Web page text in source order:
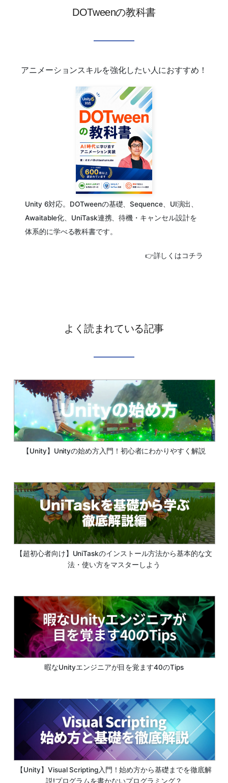
DOTweenの教科書
アニメーションスキルを強化したい人におすすめ！
Unity 6対応。DOTweenの基礎、Sequence、UI演出、
Awaitable化、UniTask連携、待機・キャンセル設計を
体系的に学べる教科書です。
👉詳しくはコチラ
よく読まれている記事
【Unity】Unityの始め方入門！初心者にわかりやすく解説
【超初心者向け】UniTaskのインストール方法から基本的な文
法・使い方をマスターしよう
暇なUnityエンジニアが目を覚ます40のTips
【Unity】Visual Scripting入門！始め方から基礎までを徹底解
説!プログラムを書かないプログラミング？